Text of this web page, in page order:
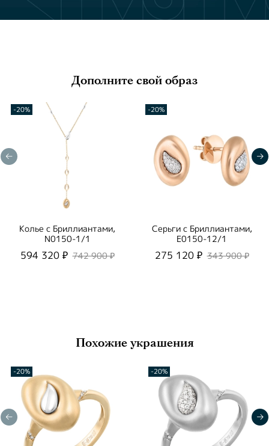
Дополните свой образ
-20%
Колье с Бриллиантами,
N0150-1/1
594 320 ₽ 742 900 ₽
-20%
Серьги с Бриллиантами,
E0150-12/1
275 120 ₽ 343 900 ₽
Похожие украшения
-20% -20%